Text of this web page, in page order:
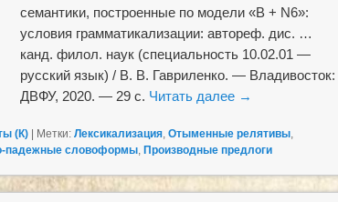
семантики, построенные по модели «В + N6»:
условия грамматикализации: автореф. дис. …
канд. филол. наук (специальность 10.02.01 —
русский язык) / В. В. Гавриленко. — Владивосток:
ДВФУ, 2020. — 29 с. Читать далее →
(К) Метки: Лексикализация, Отыменные релятивы,
падежные словоформы, Производные предлоги